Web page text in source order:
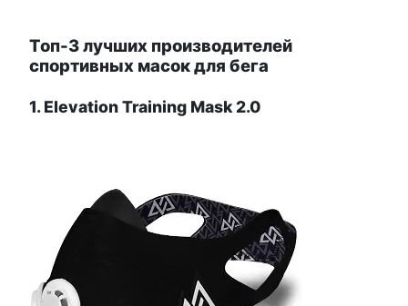
Топ-3 лучших производителей
спортивных масок для бега
1. Elevation Training Mask 2.0